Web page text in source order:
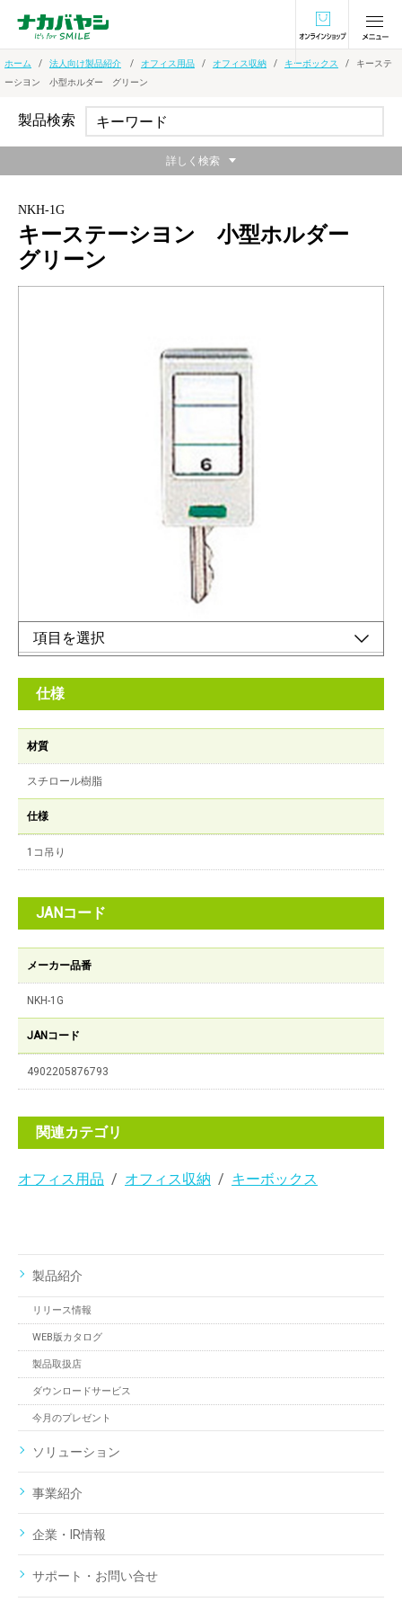
オンラインショ
ホーム 法人向け製品紹介 オフィス用品 オフィス収納 キーボックス
キーステ
ーシヨン 小型ホルダー グリーン
NKH-1G
キーステーシヨン 小型ホルダー
グリーン
キーステーションNKSタイプ用ホルダー
キーステーション小型ホルダー
オンラインショップ
仕様
材質
スチロール樹脂
仕様
1コ吊り
JANコード
メーカー品番
NKH-1G
JANコード
4902205876793
関連カテゴリ
オフィス用品 オフィス収納 キーボックス
製品検索
詳しく検索
製品紹介
リリース情報
WEB版カタログ
製品取扱店
ダウンロードサービス
今月のプレゼント
ソリューション
事業紹介
企業・IR情報
サポート・お問い合せ